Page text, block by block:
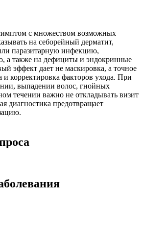
с множеством возможных
на себорейный дерматит,
паразитарную инфекцию,
а также на дефициты и эндокринные
эффект дает не маскировка, а точное
и корректировка факторов ухода. При
выпадении волос, гнойных
течении важно не откладывать визит
диагностика предотвращает